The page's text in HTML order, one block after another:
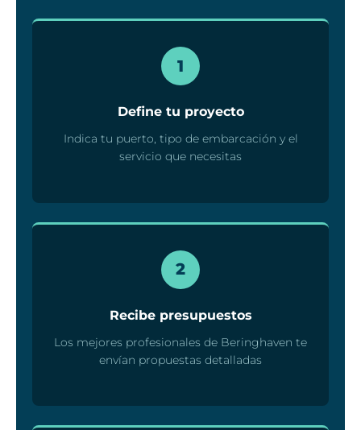
1
Define tu proyecto
Indica tu puerto, tipo de embarcación y el
servicio que necesitas
2
Recibe presupuestos
Los mejores profesionales de Beringhaven te
envían propuestas detalladas